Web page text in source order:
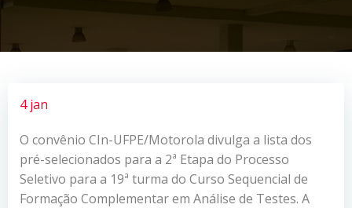
4 jan
O convênio CIn-UFPE/Motorola divulga a lista dos
pré-selecionados para a 2ª Etapa do Processo
Seletivo para a 19ª turma do Curso Sequencial de
Formação Complementar em Análise de Testes. A